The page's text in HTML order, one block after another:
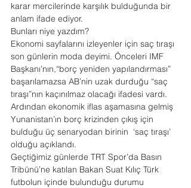
karar mercilerinde karşılık bulduğunda bir
anlam ifade ediyor.
Bunları niye yazdım?
Ekonomi sayfalarını izleyenler için saç tıraşı
son günlerin moda deyimi. Önceleri IMF
Başkanı’nın,“borç yeniden yapılandırması”
başarılamazsa AB’nin uzak durduğu “saç
tıraşı”nın kaçınılmaz olacağı ifadesi vardı.
Ardından ekonomik iflas aşamasına gelmiş
Yunanistan’ın borç krizinden çıkış için
bulduğu üç senaryodan birinin  ‘saç tıraşı’
olduğu açıklandı.
Geçtiğimiz günlerde TRT Spor’da Basın
Tribünü’ne katılan Bakan Suat Kılıç Türk
futbolun içinde bulunduğu durumu